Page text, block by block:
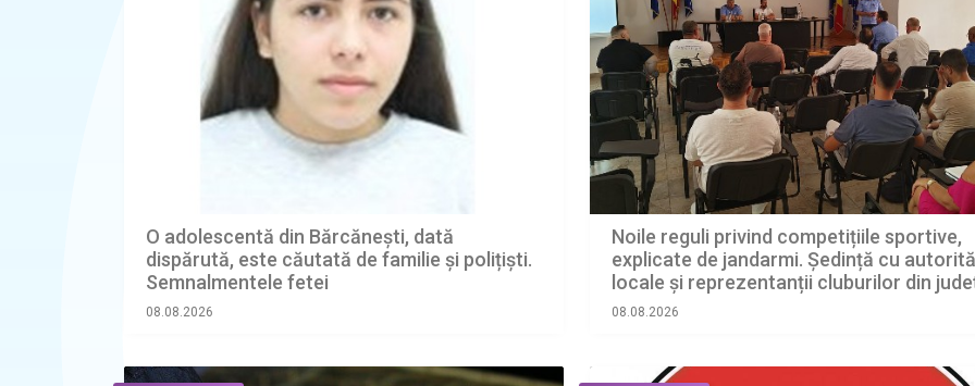
O adolescentă din Bărcănești, dată
dispărută, este căutată de familie și polițiști.
Semnalmentele fetei
08.08.2026
Noile reguli privind competițiile sportive,
explicate de jandarmi. Ședință cu
locale și reprezentanții cluburilor din
08.08.2026